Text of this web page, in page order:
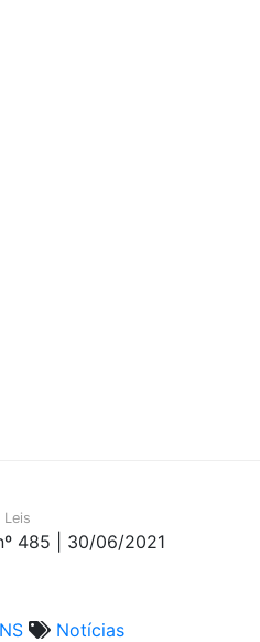
Leis
Notícias